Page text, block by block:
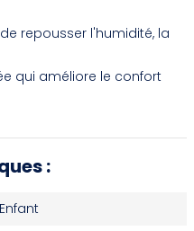
repousser l'humidité, la
qui améliore le confort
:
Enfant